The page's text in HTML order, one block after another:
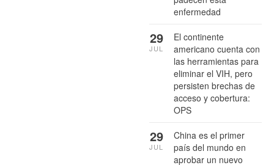
enfermedad
El continente
americano cuenta con
las herramientas para
eliminar el VIH, pero
persisten brechas de
acceso y cobertura:
OPS
29
JUL
China es el primer
país del mundo en
aprobar un nuevo
29
JUL